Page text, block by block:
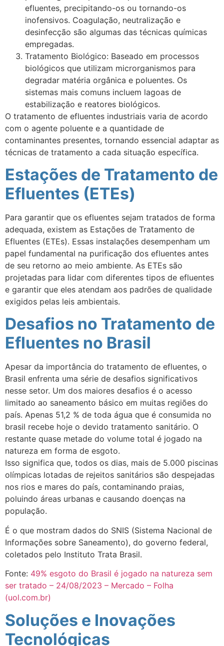
efluentes, precipitando-os ou tornando-os
inofensivos. Coagulação, neutralização e
desinfecção são algumas das técnicas químicas
empregadas.
Tratamento Biológico: Baseado em processos
biológicos que utilizam microrganismos para
degradar matéria orgânica e poluentes. Os
sistemas mais comuns incluem lagoas de
estabilização e reatores biológicos.
O tratamento de efluentes industriais varia de acordo
com o agente poluente e a quantidade de
contaminantes presentes, tornando essencial adaptar as
técnicas de tratamento a cada situação específica.
Estações de Tratamento de
Efluentes (ETEs)
Para garantir que os efluentes sejam tratados de forma
adequada, existem as Estações de Tratamento de
Efluentes (ETEs). Essas instalações desempenham um
papel fundamental na purificação dos efluentes antes
de seu retorno ao meio ambiente. As ETEs são
projetadas para lidar com diferentes tipos de efluentes
e garantir que eles atendam aos padrões de qualidade
exigidos pelas leis ambientais.
Desafios no Tratamento de
Efluentes no Brasil
Apesar da importância do tratamento de efluentes, o
Brasil enfrenta uma série de desafios significativos
nesse setor. Um dos maiores desafios é o acesso
limitado ao saneamento básico em muitas regiões do
país. Apenas 51,2 % de toda água que é consumida no
brasil recebe hoje o devido tratamento sanitário. O
restante quase metade do volume total é jogado na
natureza em forma de esgoto.
Isso significa que, todos os dias, mais de 5.000 piscinas
olímpicas lotadas de rejeitos sanitários são despejadas
nos rios e mares do país, contaminando praias,
poluindo áreas urbanas e causando doenças na
população.
É o que mostram dados do SNIS (Sistema Nacional de
Informações sobre Saneamento), do governo federal,
coletados pelo Instituto Trata Brasil.
Fonte: 49% esgoto do Brasil é jogado na natureza sem
ser tratado – 24/08/2023 – Mercado – Folha
(uol.com.br)
Soluções e Inovações
Tecnológicas